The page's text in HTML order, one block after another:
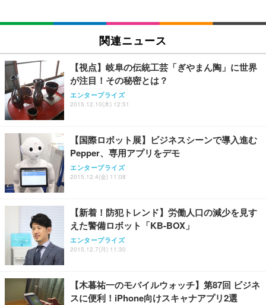
SIHOO B100 オフィスチェア／デスクチェア メッシ
ュチェア 人間工学 疲れない ブラック
￥27,999
Sezlife オフィスチェア デスクチェア 疲れない テレ
ワーク チェア 強化バックレスト 30度ロッキング機
能 人間工学 椅子 腰サポート 90度跳ね上げ式アーム
ョン PCチェア 通気性メッシュ ゲーミング/勉強/事
務用 おしゃれ パソコンチェア (ブラック)
Sezlife オフィスチェア デスクチェア 疲れない テレ
ワーク チェア 強化バックレスト 30度ロッキング機
能 人間工学 椅子 腰サポート 90度跳ね上げ式アーム
務用 おしゃれ パソコンチェア (ホワイト)
ANDWINT オフィスチェア デスクチェア 肘なし メ
ッシュ 通気性 ランバーサポート付き 腰サポート ガ
ス圧無段階昇降 360度回転 キャスター付き コンパク
EIZO ビジネス向けプレミアムモニター | FlexScan
【純正品】27"ゲーミングモニター DualSense 充電
フック付き（CFI-ZDM1J）
【整備済み品】Dell E2724HS 27インチ 液晶モニタ
ー フルHD（1920×1080）VA 非光沢 HDMI/DisplayP
ort/VGA スピーカー内蔵 高さ調整 スイベル VESA対
【MiniLED/24.5inch/280Hz/FHD】GRAPHT THE S
HOOTER Gaming Monitor 24” Essential ゲーミン
グモニター QD 24.5インチ 1ms FHD 量子ドット 残
Amazonベーシック ペットシーツ 厚型 ワイド 42枚
x2袋(84枚) ホワイト(吸収面:ライトブルー)
￥3,234
ネオ・ルーライフ ネオ・オムツ L 中型犬用 26枚入
り 単品
Smart Basic(スマートベーシック) 【Amazon.co.jp
限定】 Smart Basic アイリスオーヤマ ペットシーツ
超厚型 お徳用 ワイド 100枚入 (x 1) (ケース販売)
アイリスオーヤマ ペットシーツ 超厚型 お徳用 レギ
ュラー 200枚入【Amazon.co.jp限定】
関連ニュース
【視点】岐阜の伝統工芸「ぎやまん陶」に世界
が注目！その秘密とは？
エンタープライズ
2015.12.10(木) 12:51
【国際ロボット展】ビジネスシーンで導入進む
Pepper、専用アプリをデモ
エンタープライズ
2015.12.4(金) 11:08
【新着！防犯トレンド】労働人口の減少を見す
えた警備ロボット「KB-BOX」
エンタープライズ
2015.12.7(月) 11:30
【木暮祐一のモバイルウォッチ】第87回 ビジネ
スに便利！iPhone向けスキャナアプリ2選